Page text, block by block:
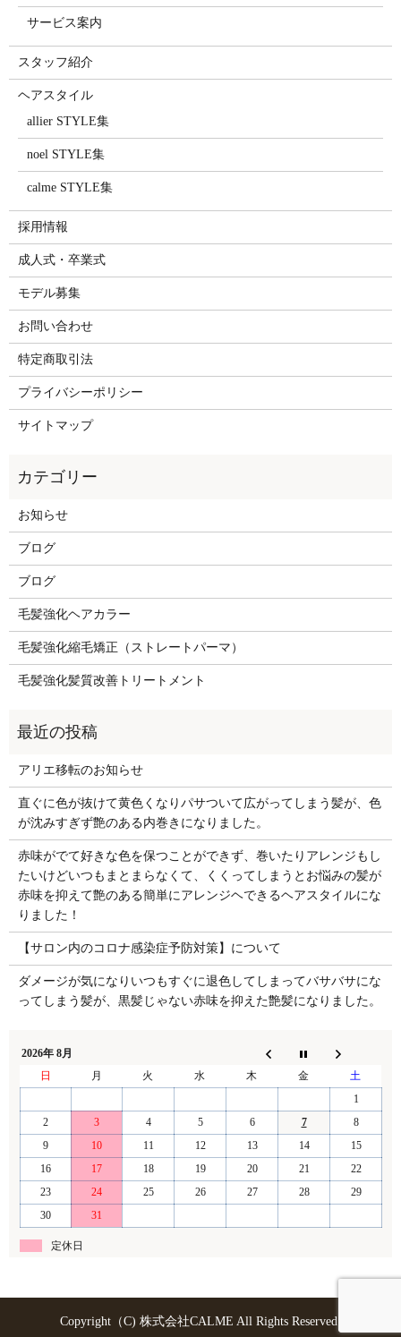
サービス案内
スタッフ紹介
ヘアスタイル
allier STYLE集
noel STYLE集
calme STYLE集
採用情報
成人式・卒業式
モデル募集
お問い合わせ
特定商取引法
プライバシーポリシー
サイトマップ
お知らせ
ブログ
ブログ
毛髪強化ヘアカラー
毛髪強化縮毛矯正（ストレートパーマ）
毛髪強化髪質改善トリートメント
アリエ移転のお知らせ
直ぐに色が抜けて黄色くなりパサついて広がってしまう髪が、色
が沈みすぎず艶のある内巻きになりました。
赤味がでて好きな色を保つことができず、巻いたりアレンジもし
たいけどいつもまとまらなくて、くくってしまうとお悩みの髪が
赤味を抑えて艶のある簡単にアレンジヘできるヘアスタイルにな
りました！
【サロン内のコロナ感染症予防対策】について
ダメージが気になりいつもすぐに退色してしまってバサバサにな
ってしまう髪が、黒髪じゃない赤味を抑えた艶髪になりました。
2026年 8月
日
月 火 水 木 金
土
1
2
3 4 5 6 7
8
9
10 11 12 13 14
15
16
17 18 19 20 21
22
23
24 25 26 27 28
29
30
31
定休日
Copyright（C) 株式会社CALME All Rights Reserved.